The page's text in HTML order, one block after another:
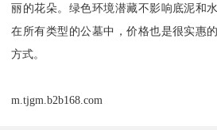
丽的花朵。绿色环境潜藏不影响底泥和
在所有类型的公墓中，价格也是很实惠
方式。
m.tjgm.b2b168.com